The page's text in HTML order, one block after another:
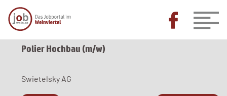
Polier Hochbau (m/w)
Swietelsky AG